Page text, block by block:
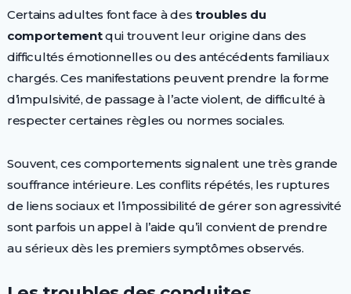
Certains adultes font face à des troubles du
comportementqui trouvent leur origine dans des
difficultés émotionnelles ou des antécédents familiaux
chargés. Ces manifestations peuvent prendre la forme
d’impulsivité, de passage à l’acte violent, de difficulté à
respecter certaines règles ou normes sociales.
Souvent, ces comportements signalent une très grande
souffrance intérieure. Les conflits répétés, les ruptures
de liens sociaux et l’impossibilité de gérer son agressivité
sont parfois un appel à l’aide qu’il convient de prendre
au sérieux dès les premiers symptômes observés.